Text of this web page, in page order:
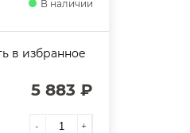
В наличии
в избранное
5 883 ₽
- +